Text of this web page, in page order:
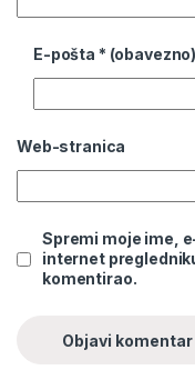
E-pošta * (obavezno)
Web-stranica
Spremi moje ime,
internet
komentirao.